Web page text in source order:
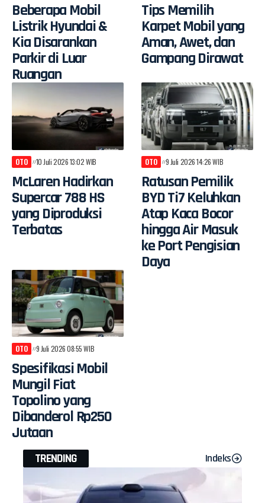
Beberapa Mobil
Listrik Hyundai &
Kia Disarankan
Parkir di Luar
Ruangan
Tips Memilih
Karpet Mobil yang
Aman, Awet, dan
Gampang Dirawat
OTO 10 Juli 2026 13:02 WIB
McLaren Hadirkan
Supercar 788 HS
yang Diproduksi
Terbatas
OTO 9 Juli 2026 14:26 WIB
Ratusan Pemilik
BYD Ti7 Keluhkan
Atap Kaca Bocor
hingga Air Masuk
ke Port Pengisian
Daya
OTO 9 Juli 2026 08:55 WIB
Spesifikasi Mobil
Mungil Fiat
Topolino yang
Dibanderol Rp250
Jutaan
TRENDING Indeks